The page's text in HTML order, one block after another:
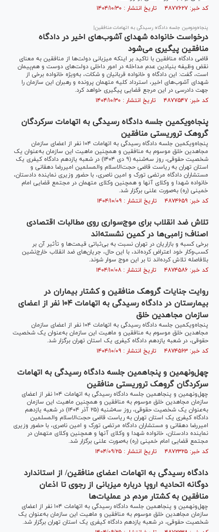
کد خبر: ۴۸۷۷۶۲۷ تاریخ انتشار : ۱۴۰۴/۱۰/۳۰
پنجاه‌ودومین جلسه دادگاه رسیدگی به اتهامات منافقین|
درخواست خانواده‌ شهدای آشوب‌های اخیر در دادگاه
منافقین پیگیری می‌شود
قاضی دادگاه منافقین با تاکید بر اینکه میزبانی دولت‌ها از منافقین به معنای
نقض وظیفه بنیادین عدم مداخله در امور داخلی دولت‌های دوست و هم‌پیمان
است، گفت: این دادگاه و خانواده قربانیان و شکات، به‌ویژه خانواده برخی از
شهدای آشوب‌های اخیر، استرداد کلیه متهمان پرونده و رهبران این سازمان را
جهت دادرسی در این مرجع قضایی پیگیری خواهد کرد.
کد خبر: ۴۸۷۷۵۴۷ تاریخ انتشار : ۱۴۰۴/۱۰/۳۰
پنجاه‌ویکمین جلسه دادگاه رسیدگی به اتهامات سرکردگان
گروهک تروریستی منافقین
پنجاه‌ویکمین جلسه دادگاه رسیدگی به اتهامات ۱۰۴ نفر از اعضای سازمان
مجاهدین خلق موسوم به منافقین و همچنین ماهیت این سازمان به‌عنوان یک
شخصیت حقوقی، روز سه‌شنبه (۹ دی ۱۴۰۴) در شعبه یازدهم دادگاه کیفری یک
استان تهران به ریاست قاضی حجت‌الاسلام والمسلمین امیررضا دهقانی و
مستشاران دادگاه مرتضی تورک و امین ناصری، با حضور وزیری نماینده دادستان،
خانواده شهدا و وکلای آنها و همچنین وکلای متهمان در مجتمع قضایی امام
خمینی (ره) به‌صورت علنی برگزار شد.
کد خبر: ۴۸۷۴۶۵۹ تاریخ انتشار : ۱۴۰۴/۱۰/۰۹
تلاش ضد انقلاب برای موج‌سواری روی مطالبات اقتصادی
اصناف؛ زامبی‌ها در کمین نشسته‌اند
برخی کسبه و بازاریان در تهران نسبت به بی‌ثباتی قیمت‌ها و تأثیر آن بر
کسب‌وکار خود اعتراض کرده‌اند، با این حال، جریان‌های ضد انقلاب خارج‌نشین
بلافاصله تلاش کرده‌اند تا بر این موج سوار شوند.
کد خبر: ۴۸۷۴۵۸۶ تاریخ انتشار : ۱۴۰۴/۱۰/۰۸
روایت جنایات گروهک منافقین و کشتار بیماران در
بیمارستان در دادگاه رسیدگی به اتهامات ۱۰۴ نفر از اعضای
سازمان مجاهدین خلق
پنجاه‌ویکمین جلسه دادگاه رسیدگی به اتهامات ۱۰۴ نفر از اعضای سازمان
مجاهدین خلق موسوم به منافقین و ماهیت این سازمان به‌عنوان یک شخصیت
حقوقی، در شعبه یازدهم دادگاه کیفری یک استان تهران برگزار شد.
کد خبر: ۴۸۷۴۵۶۳ تاریخ انتشار : ۱۴۰۴/۱۰/۰۹
چهل‌ونهمین و پنجاهمین جلسه دادگاه رسیدگی به اتهامات
سرکردگان گروهک تروریستی منافقین
چهل‌ونهمین و پنجاهمین جلسه دادگاه رسیدگی به اتهامات ۱۰۴ نفر از اعضای
سازمان مجاهدین خلق موسوم به منافقین و همچنین ماهیت این سازمان
به‌عنوان یک شخصیت حقوقی، روز سه‌شنبه (۲۵ آذر ۱۴۰۴) در شعبه یازدهم
دادگاه کیفری یک استان تهران به ریاست قاضی حجت‌الاسلام والمسلمین
امیررضا دهقانی و مستشاران دادگاه مرتضی تورک و امین ناصری، با حضور وزیری
نماینده دادستان، خانواده شهدا و وکلای آنها و همچنین وکلای متهمان در
مجتمع قضایی امام خمینی (ره) به‌صورت علنی برگزار شد.
کد خبر: ۴۸۷۲۳۲۵ تاریخ انتشار : ۱۴۰۴/۰۹/۲۵
دادگاه رسیدگی به اتهامات اعضای منافقین/ از استاندارد
دوگانه اتحادیه اروپا درباره میزبانی از رجوی تا اذعان
منافقین به کشتار مردم در عملیات‌ها
چهل‌ونهمین و پنجاهمین جلسه دادگاه رسیدگی به اتهامات ۱۰۴ نفر از اعضای
سازمان مجاهدین خلق موسوم به منافقین و ماهیت این سازمان به‌عنوان یک
شخصیت حقوقی، در شعبه یازدهم دادگاه کیفری یک استان تهران برگزار شد.